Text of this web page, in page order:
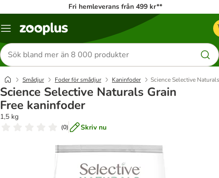
Fri hemleverans från 499 kr**
Katalogmeny
Sök
efter
produkter
Smådjur Foder för smådjur Kaninfoder Science Selective
Science Selective Naturals Grain
Free kaninfoder
1,5 kg
(0) Skriv nu